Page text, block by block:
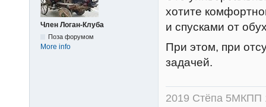
Член Логан-Клуба
Поза форумом
More info
хотите
и спусками от
При этом, при
задачей.
2019 Стёпа